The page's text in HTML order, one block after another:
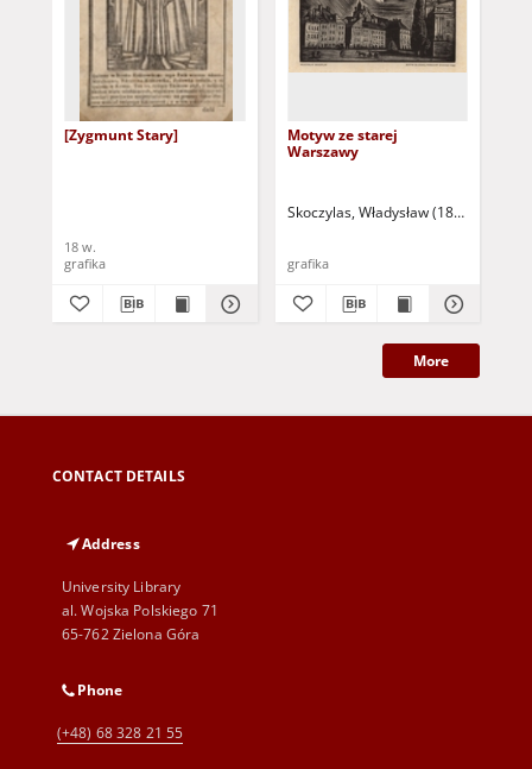
[Zygmunt Stary]
18 w.
grafika
Motyw ze starej
Warszawy
Skoczylas, Władysław (1883-1934)
grafika
More
CONTACT DETAILS
Address
University Library
al. Wojska Polskiego 71
65-762 Zielona Góra
Phone
(+48) 68 328 21 55